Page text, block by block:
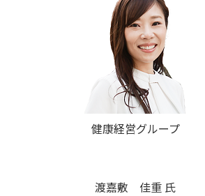
健康経営グループ
渡嘉敷 佳重 氏